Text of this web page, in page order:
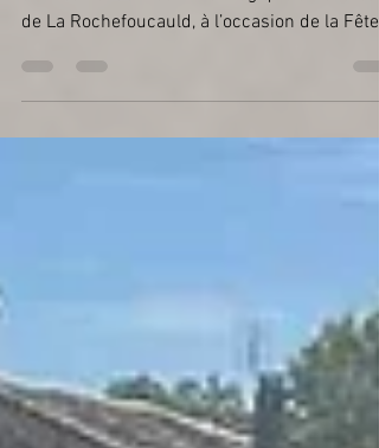
Le Trait Charentais a clôturé sa saison lors
de La Rochefoucauld, à l’occasion de la Fête
du Cheval. Spectacle costumé, maniabilité,